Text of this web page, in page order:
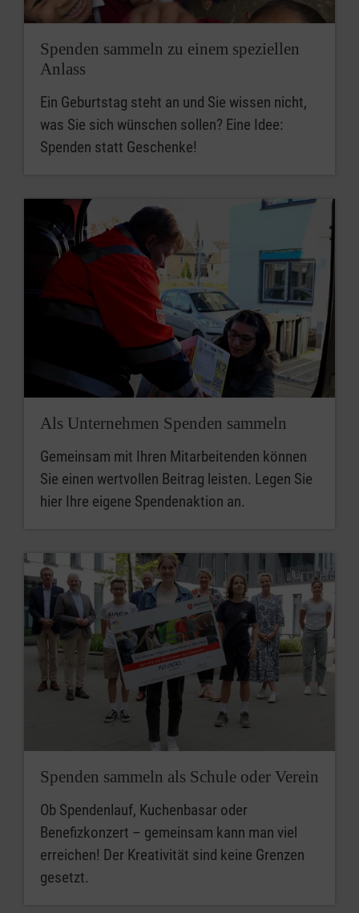
Spenden sammeln zu einem speziellen
Anlass
Ein Geburtstag steht an und Sie wissen nicht,
was Sie sich wünschen sollen? Eine Idee:
Spenden statt Geschenke!
Als Unternehmen Spenden sammeln
Gemeinsam mit Ihren Mitarbeitenden können
Sie einen wertvollen Beitrag leisten. Legen Sie
hier Ihre eigene Spendenaktion an.
Spenden sammeln als Schule oder Verein
Ob Spendenlauf, Kuchenbasar oder
Benefizkonzert – gemeinsam kann man viel
erreichen! Der Kreativität sind keine Grenzen
gesetzt.